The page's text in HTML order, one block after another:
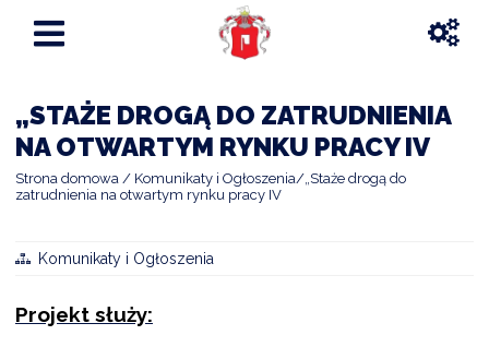
„STAŻE DROGĄ DO ZATRUDNIENIA
NA OTWARTYM RYNKU PRACY IV
Strona domowa Komunikaty i Ogłoszenia
„Staże drogą do
zatrudnienia na otwartym rynku pracy IV
Komunikaty i Ogłoszenia
Projekt służy: